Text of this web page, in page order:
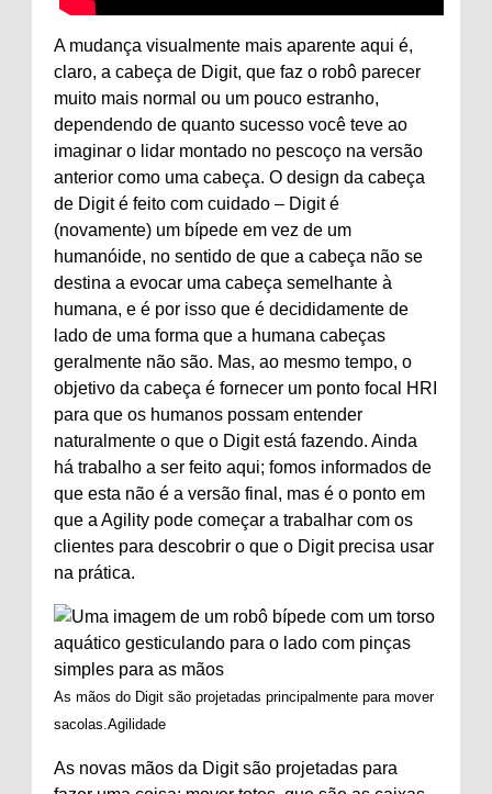
A mudança visualmente mais aparente aqui é,
claro, a cabeça de Digit, que faz o robô parecer
muito mais normal ou um pouco estranho,
dependendo de quanto sucesso você teve ao
imaginar o lidar montado no pescoço na versão
anterior como uma cabeça. O design da cabeça
de Digit é feito com cuidado – Digit é
(novamente) um bípede em vez de um
humanóide, no sentido de que a cabeça não se
destina a evocar uma cabeça semelhante à
humana, e é por isso que é decididamente de
lado de uma forma que a humana cabeças
geralmente não são. Mas, ao mesmo tempo, o
objetivo da cabeça é fornecer um ponto focal HRI
para que os humanos possam entender
naturalmente o que o Digit está fazendo. Ainda
há trabalho a ser feito aqui; fomos informados de
que esta não é a versão final, mas é o ponto em
que a Agility pode começar a trabalhar com os
clientes para descobrir o que o Digit precisa usar
na prática.
As mãos do Digit são projetadas principalmente para mover
sacolas. Agilidade
As novas mãos da Digit são projetadas para